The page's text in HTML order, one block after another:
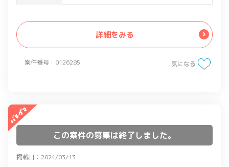
案件番号：0126285
SEO最適化ツール
・Google Lighthouse : webサイト評価
ツール
・Core web vitals : webサイト評価指標
Google Analytics
詳細をみる
気になる
この案件の募集は終了しました。
掲載日：2024/03/13